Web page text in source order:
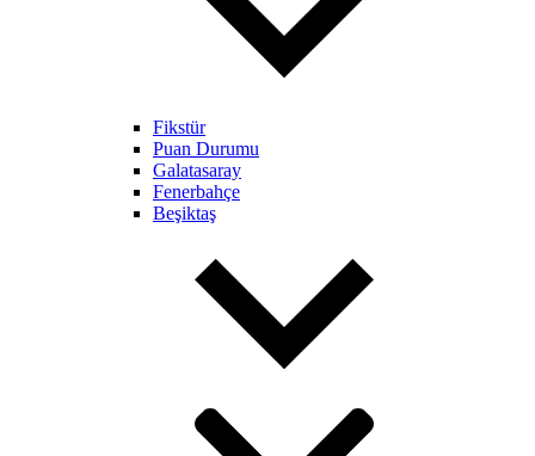
Fikstür
Puan Durumu
Galatasaray
Fenerbahçe
Beşiktaş